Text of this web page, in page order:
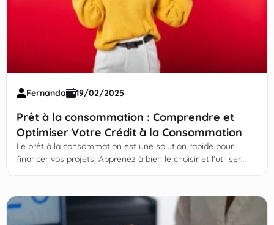
Fernanda 19/02/2025
Prêt à la consommation : Comprendre et
Optimiser Votre Crédit à la Consommation
Le prêt à la consommation est une solution rapide pour
financer vos projets. Apprenez à bien le choisir et l'utiliser